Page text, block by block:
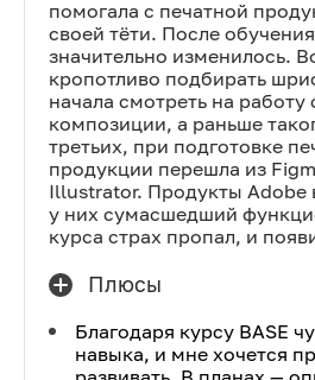
помогала с печатной
своей тёти. После
значительно изменилось.
кропотливо подбирать
начала смотреть на работу
композиции, а раньше
третьих, при подготовке
продукции перешла из
Illustrator. Продукты Adobe
у них сумасшедший
курса страх пропал, и
Плюсы
Благодаря курсу BASE
навыка, и мне хочется